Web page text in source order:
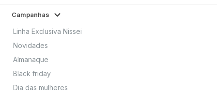
Campanhas
Linha Exclusiva Nissei
Novidades
Almanaque
Black friday
Dia das mulheres